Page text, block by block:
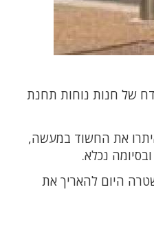
של חנות נוחות תחנת
את החשוד במעשה,
היום להאריך את